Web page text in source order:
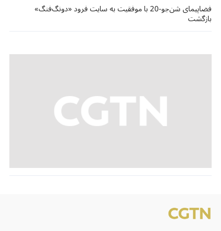
فضاپیمای شن‌جو-20 با موفقیت به سایت فرود «دونگ‌فنگ»
بازگشت